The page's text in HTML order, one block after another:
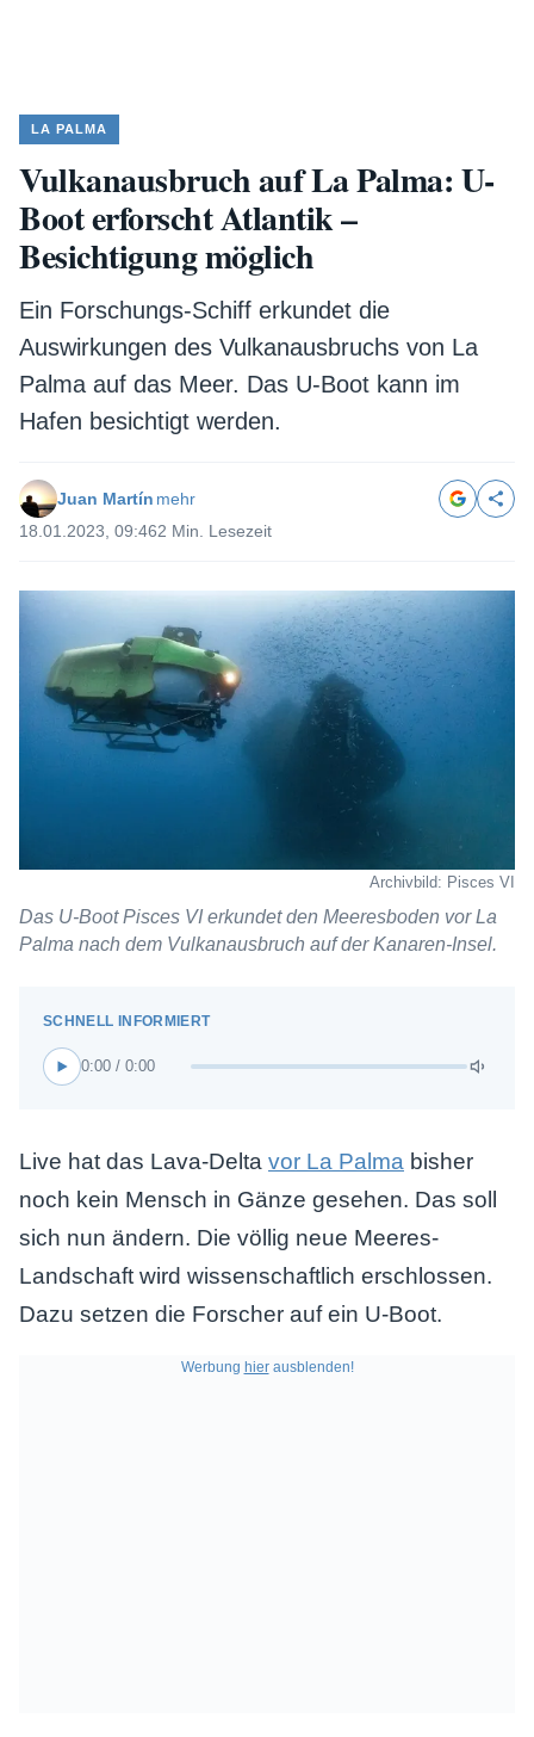
LA PALMA
Vulkanausbruch auf La Palma: U-
Boot erforscht Atlantik –
Besichtigung möglich
Ein Forschungs-Schiff erkundet die
Auswirkungen des Vulkanausbruchs von La
Palma auf das Meer. Das U-Boot kann im
Hafen besichtigt werden.
Juan Martín mehr
18.01.2023, 09:462 Min. Lesezeit
Archivbild: Pisces VI
Das U-Boot Pisces VI erkundet den Meeresboden vor La
Palma nach dem Vulkanausbruch auf der Kanaren-Insel.
0:00 / 0:00
Live hat das Lava-Delta vor La Palma bisher
noch kein Mensch in Gänze gesehen. Das soll
sich nun ändern. Die völlig neue Meeres-
Landschaft wird wissenschaftlich erschlossen.
Dazu setzen die Forscher auf ein U-Boot.
Werbung hierausblenden!